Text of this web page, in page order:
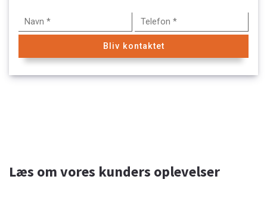
Læs om vores kunders oplevelser